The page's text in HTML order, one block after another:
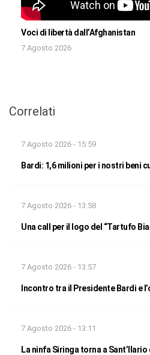
Voci di libertà dall’Afghanistan
7 Agosto 2026
Correlati
7 Agosto 2026 - 15:59
Bardi: 1,6 milioni per i nostri beni
7 Agosto 2026 - 13:58
Una call per il logo del “Tartufo
7 Agosto 2026 - 13:57
Incontro tra il Presidente Bardi e
7 Agosto 2026 - 13:11
La ninfa Siringa torna a Sant’Ilario